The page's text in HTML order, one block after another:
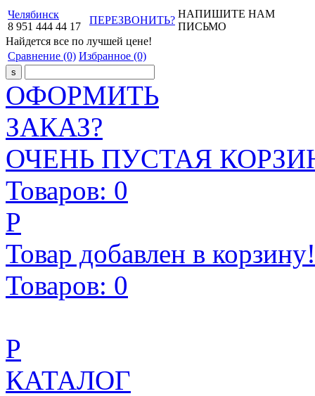
Челябинск
8 951 444 44 17
ПЕРЕЗВОНИТЬ?
НАПИШИТЕ НАМ
ПИСЬМО
Найдется все по лучшей цене!
Сравнение (0) Избранное (0)
ОФОРМИТЬ
ЗАКАЗ?
ОЧЕНЬ ПУСТАЯ
Товаров: 0
Р
Товар добавлен в корзину!
Товаров: 0
Р
КАТАЛОГ